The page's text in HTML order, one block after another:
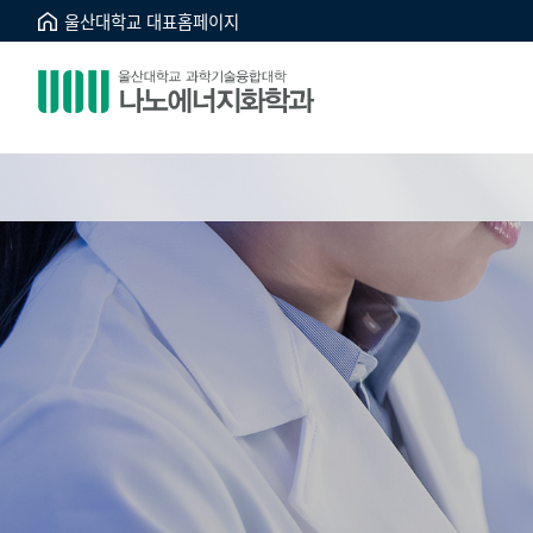
울산대학교 대표홈페이지